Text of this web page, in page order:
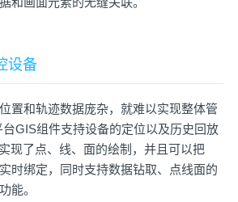
设备
置和轨迹数据庞杂，就难以实现整体管
GIS组件支持设备的定位以及历史回放
现了点、线、面的绘制，并且可以把
时绑定，同时支持数据钻取、点线面的
能。